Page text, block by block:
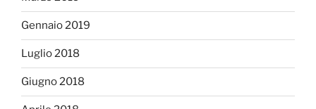
Gennaio 2019
Luglio 2018
Giugno 2018